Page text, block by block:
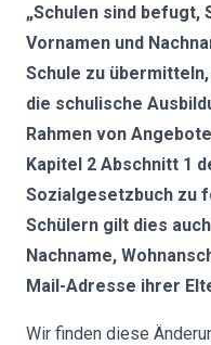
„Schulen sind befugt,
Vornamen und
Schule zu
die schulische
Rahmen von
Kapitel 2 Abschnitt 1
Sozialgesetzbuch zu
Schülern gilt dies
Nachname,
Mail-Adresse ihrer
Wir finden diese